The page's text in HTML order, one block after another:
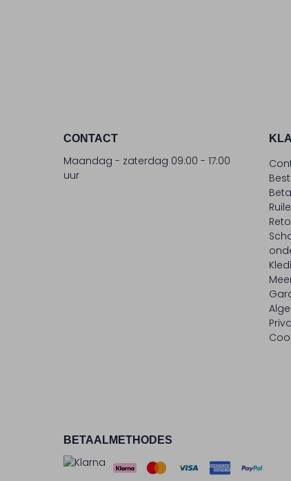
CONTACT
Maandag - zaterdag 09:00 - 17:00
uur
BETAALMETHODES